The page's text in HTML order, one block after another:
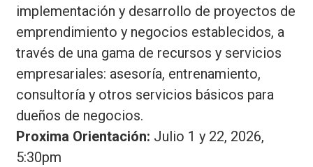
implementación y desarrollo de proyectos de
emprendimiento y negocios establecidos, a
través de una gama de recursos y servicios
empresariales: asesoría, entrenamiento,
consultoría y otros servicios básicos para
dueños de negocios.
Proxima Orientación: Julio 1 y 22, 2026,
5:30pm